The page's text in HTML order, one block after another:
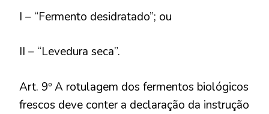
I – “Fermento desidratado”; ou
II – “Levedura seca”.
Art. 9º A rotulagem dos fermentos biológicos
frescos deve conter a declaração da instrução